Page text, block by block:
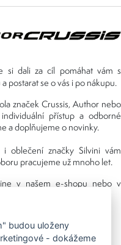
si dali za cíl pomáhat vám s
postarat se o vás i po nákupu.
značek Crussis, Author nebo
přístup a odborné
a doplňujeme o novinky.
oblečení značky Silvini vám
pracujeme už mnoho let.
v našem e-shopu nebo v
středisko) URAN.
budou uloženy
- dokážeme